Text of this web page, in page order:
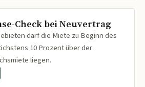
Check bei Neuvertrag
darf die Miete zu Beginn des
10 Prozent über der
liegen.